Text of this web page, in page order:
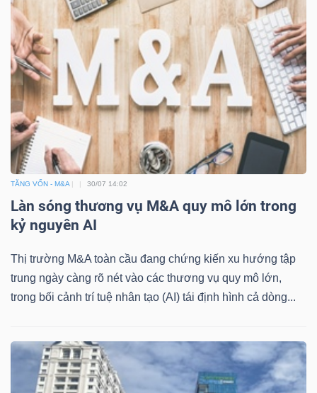
TĂNG VỐN - M&A 30/07 14:02
Làn sóng thương vụ M&A quy mô lớn trong
kỷ nguyên AI
Thị trường M&A toàn cầu đang chứng kiến xu hướng tập
trung ngày càng rõ nét vào các thương vụ quy mô lớn,
trong bối cảnh trí tuệ nhân tạo (AI) tái định hình cả dòng...
thông
tài
chính
Dữ
liệu
tài
chính